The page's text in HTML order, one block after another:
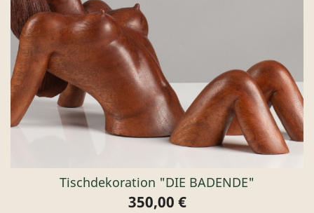
Tischdekoration "DIE BADENDE"
Preis
350,00 €